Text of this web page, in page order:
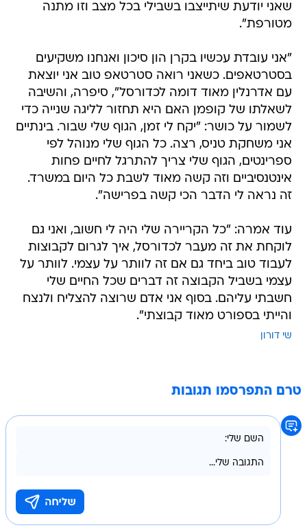
שאני יודעת שיתייצבו בשבילי בכל מצב וזו מתנה
מטורפת".
"אני עובדת עכשיו בקרן הון סיכון ואנחנו משקיעים
בסטרטאפים. כשאני רואה סטרטאפ טוב אני יוצאת
עם אדרנלין מאוד דומה לכדורסל", סיפרה, והשיבה
לשאלתו של קופמן האם היא תחזור לליגה שנייה כדי
לשמור על כושר: "יקח לי זמן, הגוף שלי שבור. בינתיים
אני משחקת טניס, רצה. כל הגוף שלי מנוהל לפי
ספרינטים, הגוף שלי צריך להתרגל לחיים פחות
אינטנסיביים וזה קשה מאוד לשבת כל היום במשרד.
זה נראה לי הדבר הכי קשה בפרישה".
עוד אמרה: "כל הקריירה שלי היה לי חשוב, ואני גם
לוקחת את זה מעבר לכדורסל, איך לגרום לקבוצות
לעבוד טוב ביחד גם אם זה לוותר על עצמי. לוותר על
עצמי בשביל הקבוצה זה דברים שכל החיים שלי
חשבתי עליהם. בסוף אני אדם שרוצה להצליח ולנצח
והייתי בספורט מאוד קבוצתי".
שי דורון
טרם התפרסמו תגובות